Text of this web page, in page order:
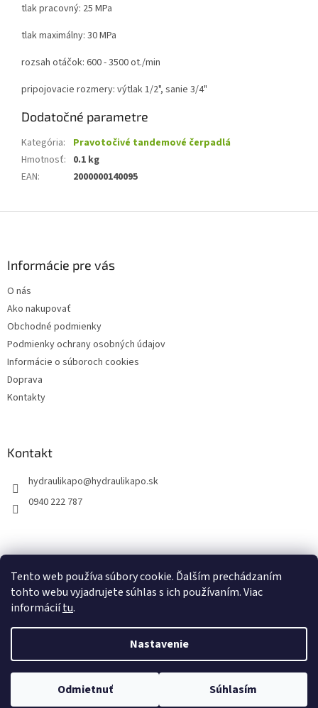
Tento web používa súbory cookie. Ďalším prechádzaním
tohto webu vyjadrujete súhlas s ich používaním. Viac
informáciítu.
Nastavenie
Odmietnuť Súhlasím
tlak pracovný: 25 MPa
tlak maximálny: 30 MPa
rozsah otáčok: 600 - 3500 ot./min
pripojovacie rozmery: výtlak 1/2", sanie 3/4"
Dodatočné parametre
Kategória:
Pravotočivé tandemové čerpadlá
Hmotnosť: 0.1 kg
EAN: 2000000140095
Informácie pre vás
O nás
Ako nakupovať
Obchodné podmienky
Podmienky ochrany osobných údajov
Informácie o súboroch cookies
Doprava
Kontakty
Kontakt
hydraulikapo@hydraulikapo.sk
0940 222 787
Vytvoril Shoptet
Copyright 2026HYDRAULIKA PO . Všetky práva vyhradené.